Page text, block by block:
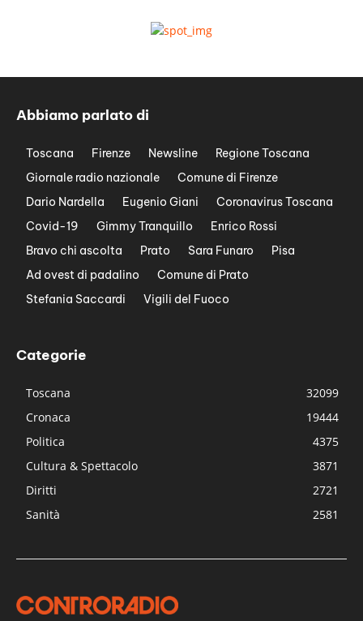
Abbiamo parlato di
Toscana Firenze Newsline
Regione Toscana
Giornale radio nazionale
Comune di Firenze
Dario Nardella
Eugenio Giani
Coronavirus Toscana
Covid-19
Gimmy Tranquillo
Enrico Rossi
Bravo chi ascolta
Prato Sara Funaro
Pisa
Ad ovest di padalino
Comune di Prato
Stefania Saccardi
Vigili del Fuoco
Categorie
Toscana
32099
Cronaca
19444
Politica
4375
Cultura & Spettacolo
3871
Diritti
2721
Sanità
2581